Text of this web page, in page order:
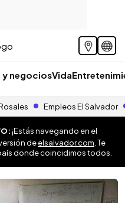
y negociosVida
Empleos El Salvador
¡Estás navegando en el
deelsalvador.com . Te
donde coincidimos todos.